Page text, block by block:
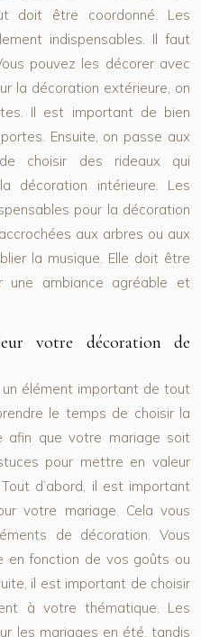
doit être coordonné. Les
indispensables. Il faut
pouvez les décorer avec
la décoration extérieure, on
Il est important de bien
Ensuite, on passe aux
choisir des rideaux qui
décoration intérieure. Les
pour la décoration
aux arbres ou aux
la musique. Elle doit être
une ambiance agréable et
votre décoration de
élément important de tout
le temps de choisir la
afin que votre mariage soit
pour mettre en valeur
d’abord, il est important
votre mariage. Cela vous
de décoration. Vous
en fonction de vos goûts ou
il est important de choisir
à votre thématique. Les
les mariages en été, tandis